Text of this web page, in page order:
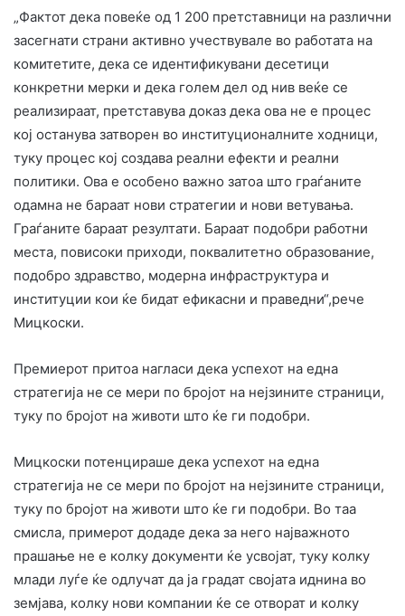
„Фактот дека повеќе од 1 200 претставници на различни
засегнати страни активно учествувале во работата на
комитетите, дека се идентификувани десетици
конкретни мерки и дека голем дел од нив веќе се
реализираат, претставува доказ дека ова не е процес
кој останува затворен во институционалните ходници,
туку процес кој создава реални ефекти и реални
политики. Ова е особено важно затоа што граѓаните
одамна не бараат нови стратегии и нови ветувања.
Граѓаните бараат резултати. Бараат подобри работни
места, повисоки приходи, поквалитетно образование,
подобро здравство, модерна инфраструктура и
институции кои ќе бидат ефикасни и праведни“,рече
Мицкоски.
Премиерот притоа нагласи дека успехот на една
стратегија не се мери по бројот на нејзините страници,
туку по бројот на животи што ќе ги подобри.
Мицкоски потенцираше дека успехот на една
стратегија не се мери по бројот на нејзините страници,
туку по бројот на животи што ќе ги подобри. Во таа
смисла, примерот додаде дека за него најважното
прашање не е колку документи ќе усвојат, туку колку
млади луѓе ќе одлучат да ја градат својата иднина во
земјава, колку нови компании ќе се отворат и колку